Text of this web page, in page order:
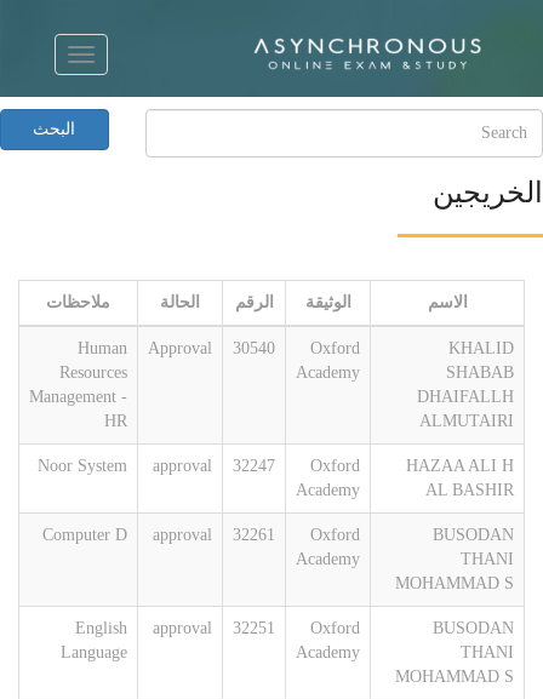
البحث
الخريجين
الاسم الوثيقة الرقم الحالة ملاحظات
KHALID
SHABAB
DHAIFALLH
ALMUTAIRI
Oxford
Academy
30540
Approval
Human
Resources
Management -
HR
HAZAA ALI H
AL BASHIR
Oxford
Academy
32247
approval
Noor System
BUSODAN
THANI
MOHAMMAD S
Oxford
Academy
32261
approval
Computer D
BUSODAN
THANI
MOHAMMAD S
Oxford
Academy
32251
approval
English
Language